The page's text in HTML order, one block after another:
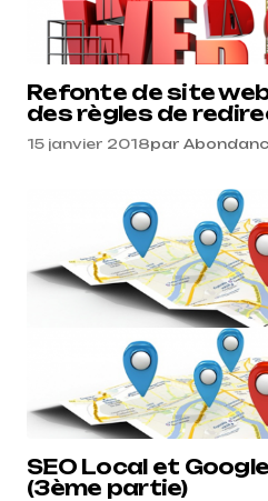
Refonte de site
des règles de
15 janvier 2018par
SEO Local et
(3ème partie)